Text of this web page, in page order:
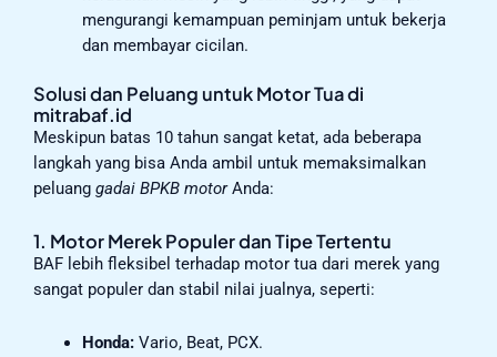
mengurangi kemampuan peminjam untuk bekerja
dan membayar cicilan.
Solusi dan Peluang untuk Motor Tua di
mitrabaf.id
Meskipun batas 10 tahun sangat ketat, ada beberapa
langkah yang bisa Anda ambil untuk memaksimalkan
peluang gadai BPKB motorAnda:
1. Motor Merek Populer dan Tipe Tertentu
BAF lebih fleksibel terhadap motor tua dari merek yang
sangat populer dan stabil nilai jualnya, seperti:
Honda:Vario, Beat, PCX.